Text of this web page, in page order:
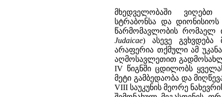
მხედველობაში
სტრაბონსა და
წარმომავლობის რომაელ
Judaicae) ასევე გვხვდება
არაფერია თქმული ამ
აღმოსავლეთით
IV წიგნში ცდილობს
მეტი გამბედაობა და
VIII საუკუნის მეორე